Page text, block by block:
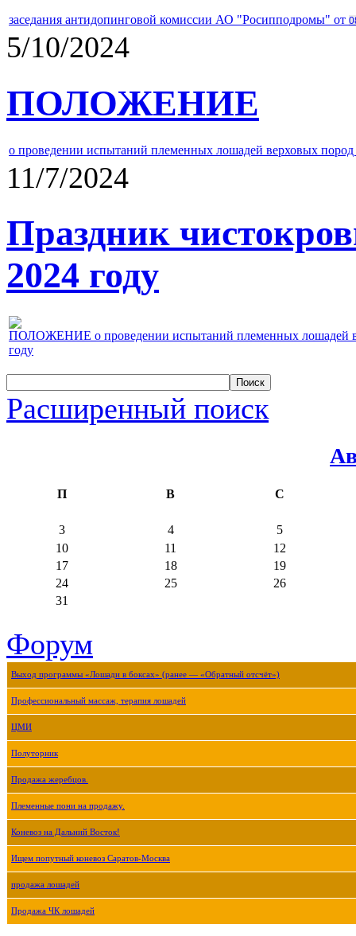
заседания антидопинговой комиссии АО "Росипподромы" от
5/10/2024
ПОЛОЖЕНИЕ
о проведении испытаний племенных лошадей верховых
11/7/2024
Праздник
2024 году
ПОЛОЖЕНИЕ о проведении испытаний племенных лошадей
году
Расширенный поиск
П В С
3 4
5
10
11
12
17
18
19
24
25
26
31
Форум
Выход программы «Лошади в боксах» (ранее — «Обратный отсчёт»)
Профессиональный массаж, терапия лошадей
ЦМИ
Полуторник
Продажа жеребцов.
Племенные пони на продажу.
Коневоз на Дальний Восток!
Ищем попутный коневоз Саратов-Москва
продажа лошадей
Продажа ЧК лошадей